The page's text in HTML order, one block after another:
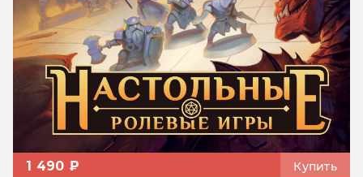
1 490 ₽ Купить